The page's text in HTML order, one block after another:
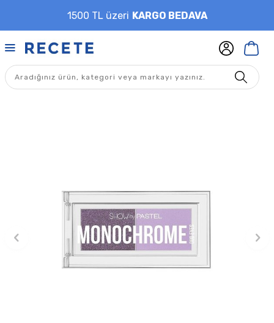
1500 TL üzeri KARGO BEDAVA